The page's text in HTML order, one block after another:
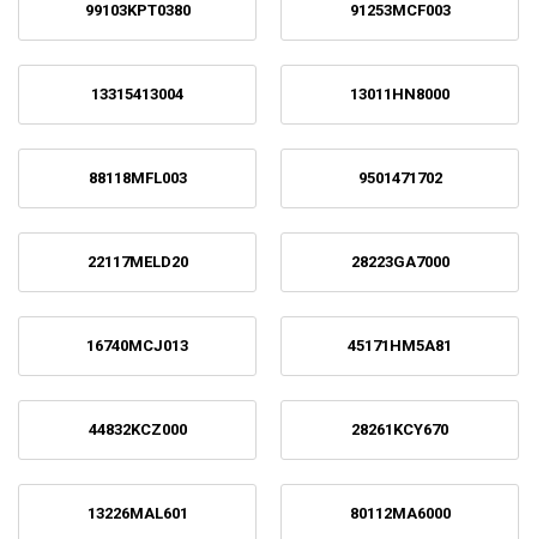
99103KPT0380 91253MCF003
13315413004 13011HN8000
88118MFL003 9501471702
22117MELD20 28223GA7000
16740MCJ013 45171HM5A81
44832KCZ000 28261KCY670
13226MAL601 80112MA6000